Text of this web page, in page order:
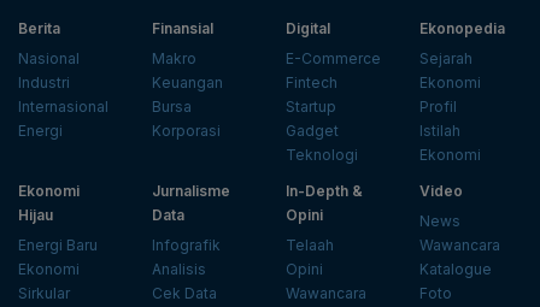
Berita
Nasional
Industri
Internasional
Energi
Finansial
Makro
Keuangan
Bursa
Korporasi
Digital
E-Commerce
Fintech
Startup
Gadget
Teknologi
Ekonopedia
Sejarah
Ekonomi
Profil
Istilah
Ekonomi
Ekonomi
Hijau
Energi Baru
Ekonomi
Sirkular
Jurnalisme
Data
Infografik
Analisis
Cek Data
In-Depth &
Opini
Telaah
Opini
Wawancara
Video
News
Wawancara
Katalogue
Foto